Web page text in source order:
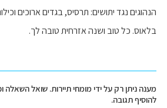
הנהוגים נגד יתושים: תרסיס, בגדים ארוכים
בלאוס. כל טוב ושנה אזרחית טובה לך.
מענה ניתן רק על ידי מומחי תיירות. שואל
להוסיף תגובה.